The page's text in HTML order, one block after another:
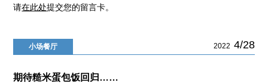
请在此处提交您的留言卡。
小场餐厅 2022 4/28
期待糙米蛋包饭回归……